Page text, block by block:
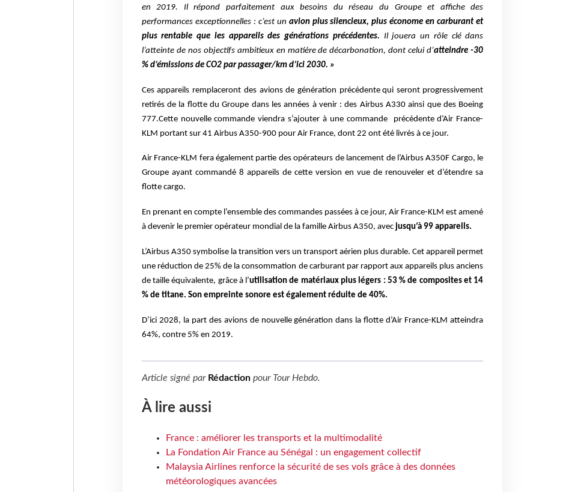
en 2019. Il répond parfaitement aux besoins du réseau du Groupe et affiche des
performances exceptionnelles : c’est un avion plus silencieux, plus économe en carburant et
plus rentable que les appareils des générations précédentes. Il jouera un rôle clé dans
l’atteinte de nos objectifs ambitieux en matière de décarbonation, dont celui d’atteindre -30
% d’émissions de CO2 par passager/km d’ici 2030. »
Ces appareils remplaceront des avions de génération précédente qui seront progressivement
retirés de la flotte du Groupe dans les années à venir : des Airbus A330 ainsi que des Boeing
777.Cette nouvelle commande viendra s’ajouter à une commande précédente d’Air France-
KLM portant sur 41 Airbus A350-900 pour Air France, dont 22 ont été livrés à ce jour.
Air France-KLM fera également partie des opérateurs de lancement de l’Airbus A350F Cargo, le
Groupe ayant commandé 8 appareils de cette version en vue de renouveler et d’étendre sa
flotte cargo.
En prenant en compte l’ensemble des commandes passées à ce jour, Air France-KLM est amené
à devenir le premier opérateur mondial de la famille Airbus A350, avec jusqu’à 99 appareils.
L’Airbus A350 symbolise la transition vers un transport aérien plus durable. Cet appareil permet
une réduction de 25% de la consommation de carburant par rapport aux appareils plus anciens
de taille équivalente, grâce à l’utilisation de matériaux plus légers : 53 % de composites et 14
% de titane. Son empreinte sonore est également réduite de 40%.
D’ici 2028, la part des avions de nouvelle génération dans la flotte d’Air France-KLM atteindra
64%, contre 5% en 2019.
Article signé par Rédactionpour Tour Hebdo.
À lire aussi
France : améliorer les transports et la multimodalité
La Fondation Air France au Sénégal : un engagement collectif
Malaysia Airlines renforce la sécurité de ses vols grâce à des données
météorologiques avancées